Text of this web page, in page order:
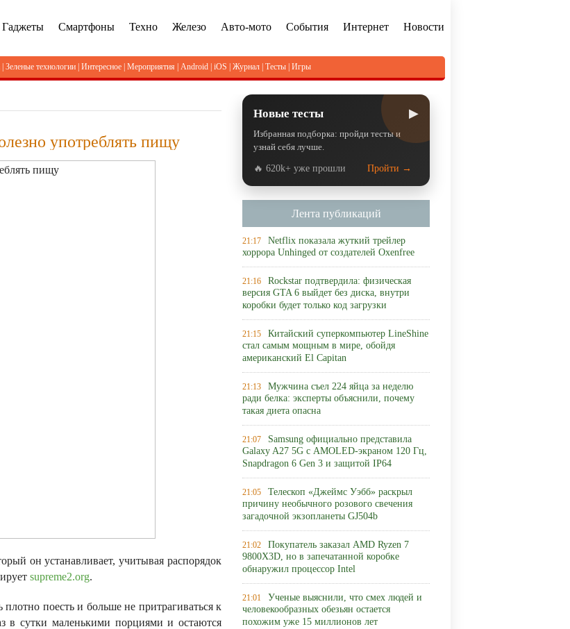
Гаджеты Смартфоны Техно Железо Авто-мото События Интернет Новости
Зеленые технологии Интересное Мероприятия Android iOS Журнал Тесты Игры
употреблять пищу
он устанавливает, учитывая распорядок
supreme2.org.
поесть и больше не притрагиваться к
в сутки маленькими порциями и остаются
Новые тесты ▶
Избранная подборка: пройди тесты и
узнай себя лучше.
🔥 620k+ уже прошли Пройти →
Лента публикаций
21:17 Netflix показала жуткий трейлер
хоррора Unhinged от создателей Oxenfree
21:16 Rockstar подтвердила: физическая
версия GTA 6 выйдет без диска, внутри
коробки будет только код загрузки
21:15 Китайский суперкомпьютер LineShine
стал самым мощным в мире, обойдя
американский El Capitan
21:13 Мужчина съел 224 яйца за неделю
ради белка: эксперты объяснили, почему
такая диета опасна
21:07 Samsung официально представила
Galaxy A27 5G с AMOLED-экраном 120 Гц,
Snapdragon 6 Gen 3 и защитой IP64
21:05 Телескоп «Джеймс Уэбб» раскрыл
причину необычного розового свечения
загадочной экзопланеты GJ504b
21:02 Покупатель заказал AMD Ryzen 7
9800X3D, но в запечатанной коробке
обнаружил процессор Intel
21:01 Ученые выяснили, что смех людей и
человекообразных обезьян остается
похожим уже 15 миллионов лет